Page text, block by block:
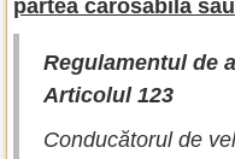
partea carosabilă
Regulamentul de
Articolul 123
Conducătorul de